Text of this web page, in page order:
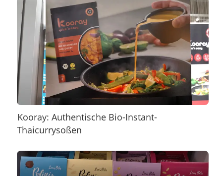
Kooray: Authentische Bio-Instant-
Thaicurrysoßen